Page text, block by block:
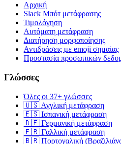
Αρχική
Slack Μπότ μετάφρασης
Τιμολόγηση
Αυτόματη μετάφραση
Διατήρηση μορφοποίησης
Αντιδράσεις με emoji σημαίας
Προστασία προσωπικών
Γλώσσες
Όλες οι 37+ γλώσσες
🇺🇸 Αγγλική μετάφραση
🇪🇸 Ισπανική μετάφραση
🇩🇪 Γερμανική μετάφραση
🇫🇷 Γαλλική μετάφραση
🇧🇷 Πορτογαλική